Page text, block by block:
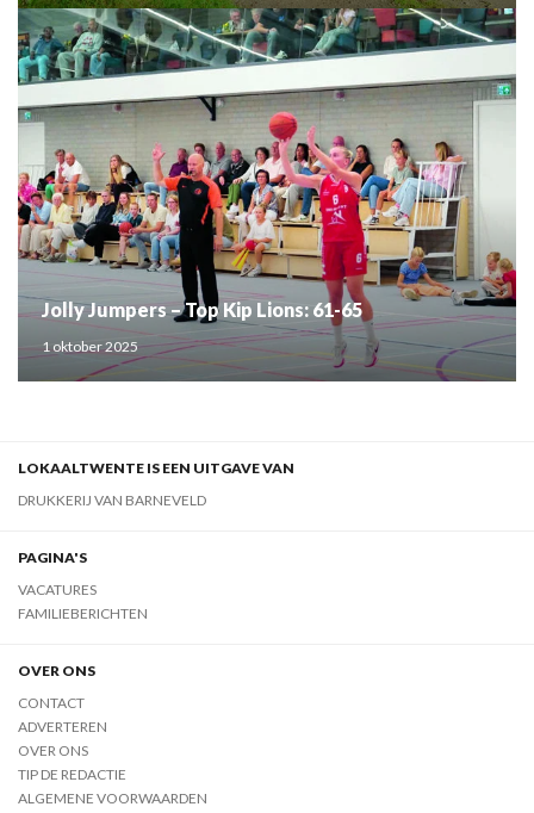
Jolly Jumpers – Top Kip Lions: 61-65
1 oktober 2025
LOKAALTWENTE IS EEN UITGAVE VAN
DRUKKERIJ VAN BARNEVELD
PAGINA'S
VACATURES
FAMILIEBERICHTEN
OVER ONS
CONTACT
ADVERTEREN
OVER ONS
TIP DE REDACTIE
ALGEMENE VOORWAARDEN